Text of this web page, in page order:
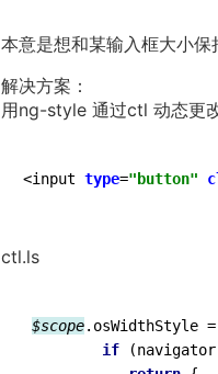
本意是想和某输入框大小保
解决方案：
用ng-style 通过ctl 动态更
<input type="button"
ctl.ls
$scope.osWidthStyle =
if